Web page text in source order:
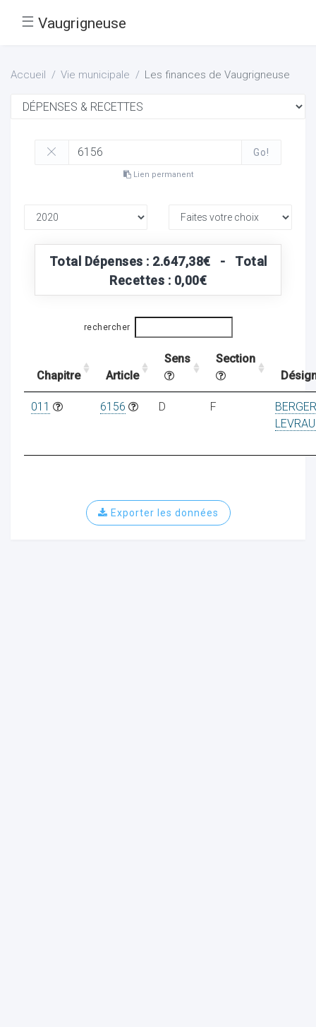
☰ Vaugrigneuse
Accueil Vie municipale Les finances de Vaugrigneuse
Go!
Lien permanent
Total Dépenses : 2.647,38€ - Total
Recettes : 0,00€
rechercher
Chapitre Article
Sens
Section
011 6156 D F
BERGER
Exporter les données